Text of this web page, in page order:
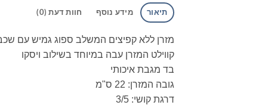
תיאור מידע נוסף חוות דעת (0)
מזרן ללא קפיצים המשלב ספוג גמיש עם
קווילט המזרן עבה במיוחד בשילוב ויסקו
בד מגבת איכותי
גובה המזרן: 22 ס"מ
דרגת קושי: 3/5